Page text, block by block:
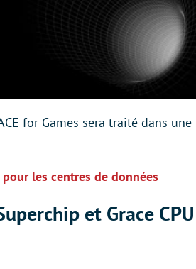
for Games sera traité dans une
les centres de données
et Grace CPU